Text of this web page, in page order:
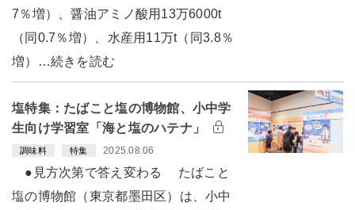
7％増）、醤油アミノ酸用13万6000t
（同0.7％増）、水産用11万t（同3.8％
増）…続きを読む
塩特集：たばこと塩の博物館、小中学
生向け学習室「海と塩のハテナ」
調味料 特集 2025.08.06
●見方次第で答え変わる たばこと
塩の博物館（東京都墨田区）は、小中